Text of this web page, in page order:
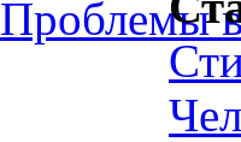
Проблемы